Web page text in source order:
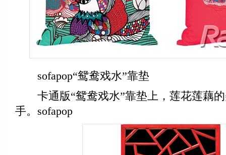
sofapop“鸳鸯戏水”靠垫
卡通版“鸳鸯戏水”靠垫上，莲花莲藕的
手。sofapop